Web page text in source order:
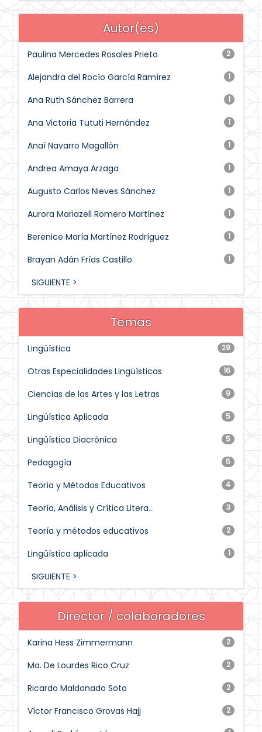
Autor(es)
2
Paulina Mercedes Rosales Prieto
1
Alejandra del Rocío García Ramírez
1
Ana Ruth Sánchez Barrera
1
Ana Victoria Tututi Hernández
1
Anaí Navarro Magallón
1
Andrea Amaya Arzaga
1
Augusto Carlos Nieves Sánchez
1
Aurora Mariazell Romero Martínez
1
Berenice María Martínez Rodríguez
1
Brayan Adán Frías Castillo
SIGUIENTE >
Temas
29
Lingüística
16
Otras Especialidades Lingüísticas
9
Ciencias de las Artes y las Letras
5
Lingüística Aplicada
5
Lingüística Diacrónica
5
Pedagogía
4
Teoría y Métodos Educativos
3
Teoría, Análisis y Crítica Litera...
2
Teoría y métodos educativos
1
Lingüística aplicada
SIGUIENTE >
Director / colaboradores
2
Karina Hess Zimmermann
2
Ma. De Lourdes Rico Cruz
2
Ricardo Maldonado Soto
2
Víctor Francisco Grovas Hajj